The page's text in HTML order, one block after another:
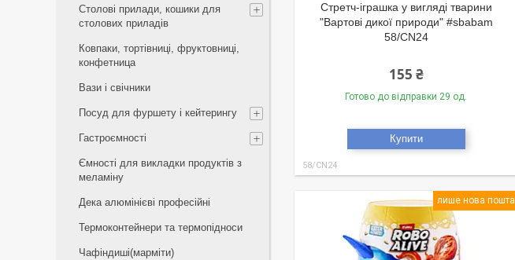
Стретч-іграшка у вигляді тварини
"Вартові дикої природи" #sbabam
58/CN24
155 ₴
Готово до відправки 29 од.
Купити
58/CN24
лише нова пошта
Столові прилади, кошики для
столових приладів
Ковпаки, тортівниці, фруктовниці,
конфетница
Вази і свічники
Посуд для фуршету і кейтерингу
Гастроємності
Ємності для викладки продуктів з
меламіну
Дека алюмінієві професійні
Термоконтейнери та термопідноси
Чафіндиші(марміти)